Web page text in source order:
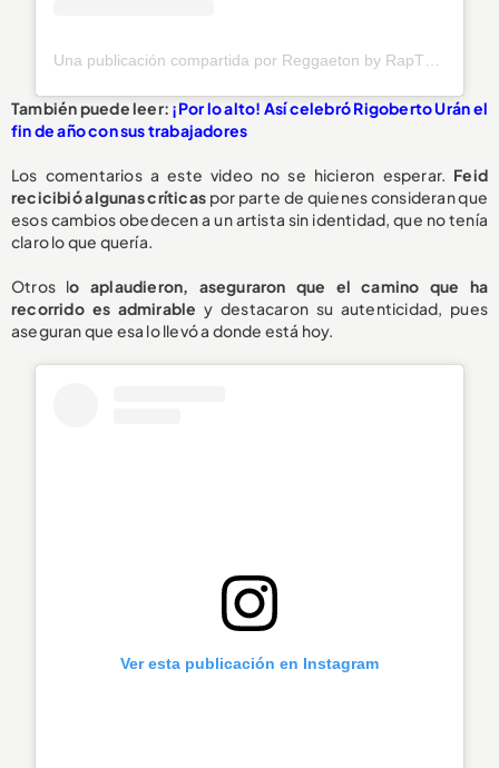
También puede leer: ¡Por lo alto! Así celebró Rigoberto Urán el
fin de año con sus trabajadores
Los comentarios a este video no se hicieron esperar. Feid
recicibió algunas críticas por parte de quienes consideran que
esos cambios obedecen a un artista sin identidad, que no tenía
claro lo que quería.
Otros lo aplaudieron, aseguraron que el camino que ha
recorrido es admirable y destacaron su autenticidad, pues
aseguran que esa lo llevó a donde está hoy.
Ver esta publicación en Instagram